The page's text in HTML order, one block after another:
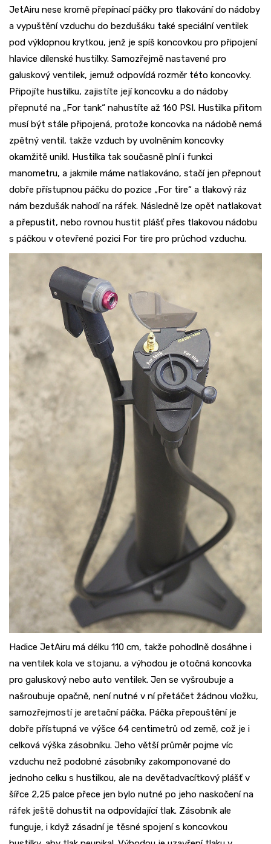
JetAiru nese kromě přepínací páčky pro tlakování do nádoby
a vypuštění vzduchu do bezdušáku také speciální ventilek
pod výklopnou krytkou, jenž je spíš koncovkou pro připojení
hlavice dílenské hustilky. Samozřejmě nastavené pro
galuskový ventilek, jemuž odpovídá rozměr této koncovky.
Připojíte hustilku, zajistíte její koncovku a do nádoby
přepnuté na „For tank“ nahustíte až 160 PSI. Hustilka přitom
musí být stále připojená, protože koncovka na nádobě nemá
zpětný ventil, takže vzduch by uvolněním koncovky
okamžitě unikl. Hustilka tak současně plní i funkci
manometru, a jakmile máme natlakováno, stačí jen přepnout
dobře přístupnou páčku do pozice „For tire“ a tlakový ráz
nám bezdušák nahodí na ráfek. Následně lze opět natlakovat
a přepustit, nebo rovnou hustit plášť přes tlakovou nádobu
s páčkou v otevřené pozici For tire pro průchod vzduchu.
Hadice JetAiru má délku 110 cm, takže pohodlně dosáhne i
na ventilek kola ve stojanu, a výhodou je otočná koncovka
pro galuskový nebo auto ventilek. Jen se vyšroubuje a
našroubuje opačně, není nutné v ní přetáčet žádnou vložku,
samozřejmostí je aretační páčka. Páčka přepouštění je
dobře přístupná ve výšce 64 centimetrů od země, což je i
celková výška zásobníku. Jeho větší průměr pojme víc
vzduchu než podobné zásobníky zakomponované do
jednoho celku s hustilkou, ale na devětadvacítkový plášť v
šířce 2,25 palce přece jen bylo nutné po jeho naskočení na
ráfek ještě dohustit na odpovídající tlak. Zásobník ale
funguje, i když zásadní je těsné spojení s koncovkou